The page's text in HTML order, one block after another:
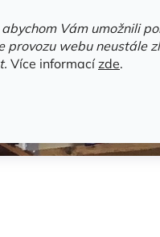
Vám umožnili
provozu webu neustále
Více informacízde.